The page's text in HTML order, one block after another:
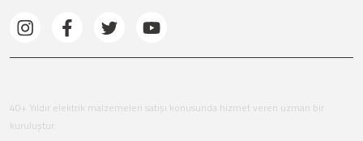
40+ Yıldır elektrik malzemeleri satışı konusunda hizmet veren uzman bir
kuruluştur.